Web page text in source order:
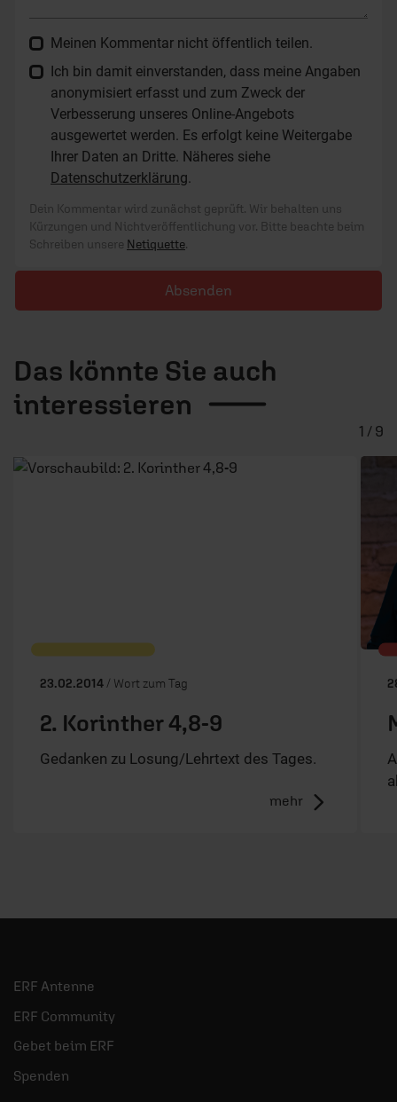
Meinen Kommentar nicht öffentlich teilen.
Ich bin damit einverstanden, dass meine Angaben
anonymisiert erfasst und zum Zweck der
Verbesserung unseres Online-Angebots
ausgewertet werden. Es erfolgt keine Weitergabe
Ihrer Daten an Dritte. Näheres siehe
Datenschutzerklärung.
Dein Kommentar wird zunächst geprüft. Wir behalten uns
Kürzungen und Nichtveröffentlichung vor. Bitte beachte beim
Schreiben unsere Netiquette.
Absenden
Das könnte Sie auch
interessieren
23.02.2014 / Wort zum Tag
2. Korinther 4,8-9
Gedanken zu Losung/Lehrtext des Tages.
mehr
1 / 9
ERF Antenne
ERF Community
Gebet beim ERF
Spenden